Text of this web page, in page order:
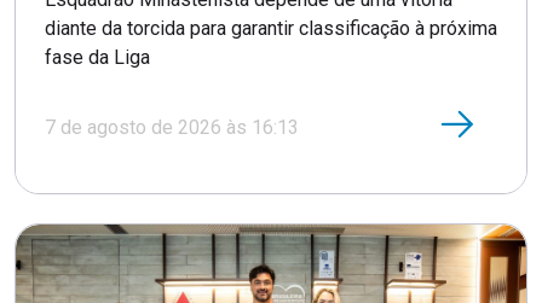
diante da torcida para garantir classificação à próxima
fase da Liga
7 de agosto de 2026 às 16:13